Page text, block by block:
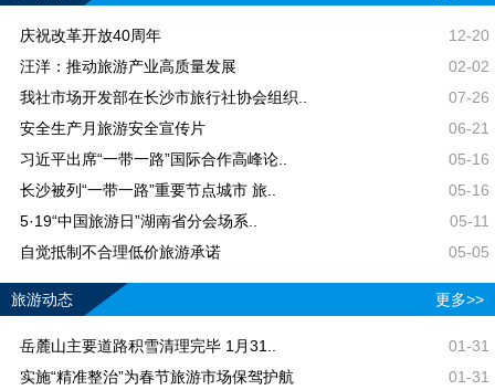
庆祝改革开放40周年
12-20
汪洋：推动旅游产业高质量发展
02-02
我社市场开发部在长沙市旅行社协会组织..
07-26
安全生产月旅游安全宣传片
06-21
习近平出席“一带一路”国际合作高峰论..
05-16
长沙被列“一带一路”重要节点城市 旅..
05-16
5·19“中国旅游日”湖南省分会场系..
05-11
自觉抵制不合理低价旅游承诺
05-05
旅游动态 更多>>
岳麓山主要道路积雪清理完毕 1月31..
01-31
实施“精准整治”为春节旅游市场保驾护航
01-31